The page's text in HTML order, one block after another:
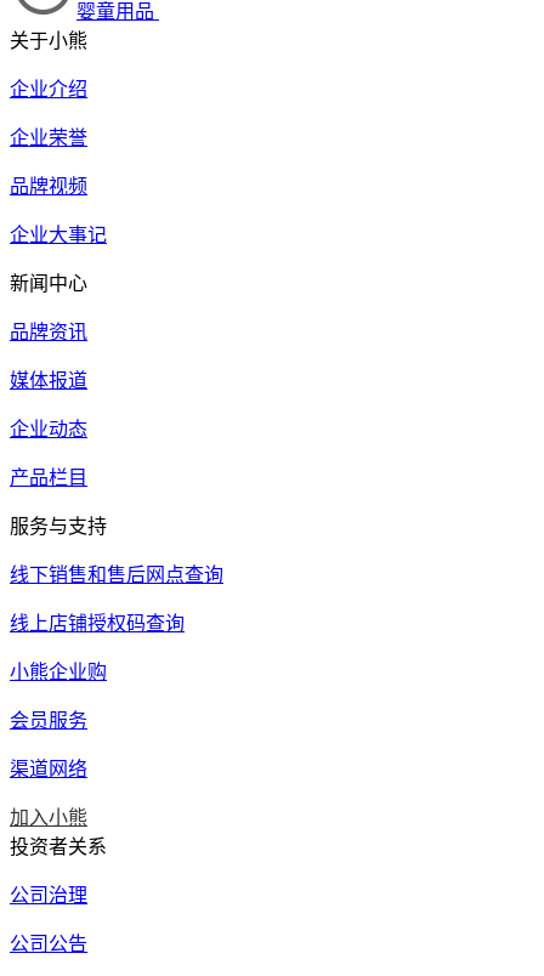
婴童用品
关于小熊
企业介绍
企业荣誉
品牌视频
企业大事记
新闻中心
品牌资讯
媒体报道
企业动态
产品栏目
服务与支持
线下销售和售后网点查询
线上店铺授权码查询
小熊企业购
会员服务
渠道网络
加入小熊
投资者关系
公司治理
公司公告